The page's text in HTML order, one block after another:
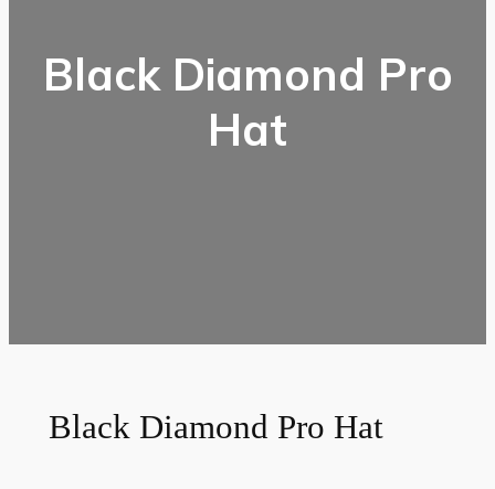
Black Diamond Pro
Hat
Black Diamond Pro Hat